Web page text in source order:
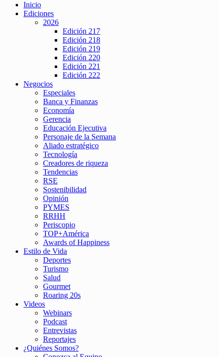
Inicio
Ediciones
2026
Edición 217
Edición 218
Edición 219
Edición 220
Edición 221
Edición 222
Negocios
Especiales
Banca y Finanzas
Economía
Gerencia
Educación Ejecutiva
Personaje de la Semana
Aliado estratégico
Tecnología
Creadores de riqueza
Tendencias
RSE
Sostenibilidad
Opinión
PYMES
RRHH
Periscopio
TOP+América
Awards of Happiness
Estilo de Vida
Deportes
Turismo
Salud
Gourmet
Roaring 20s
Videos
Webinars
Podcast
Entrevistas
Reportajes
¿Quiénes Somos?